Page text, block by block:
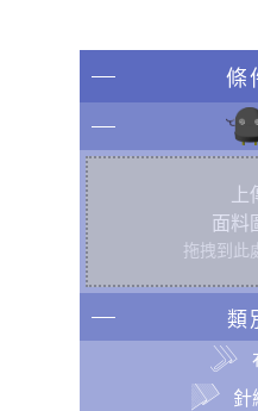
條
上
面料
拖拽到此
類
針